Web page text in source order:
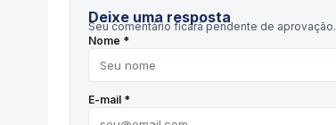
Deixe uma resposta
Seu comentário ficará pendente de aprovação.
Nome *
E-mail *